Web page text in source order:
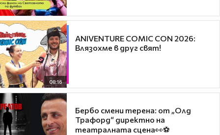
08:16
ANIVENTURE COMIC CON 2026:
Влязохме в друг свят!
Бербо смени терена: от „Олд
Трафорд“ директно на
театралната сцена👀⚽